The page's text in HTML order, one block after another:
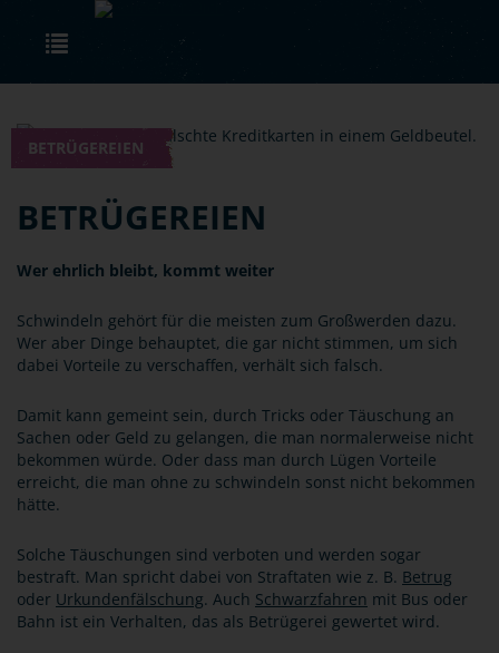
Skip to main content
BETRÜGEREIEN
BETRÜGEREIEN
Wer ehrlich bleibt, kommt weiter
Schwindeln gehört für die meisten zum Großwerden dazu.
Wer aber Dinge behauptet, die gar nicht stimmen, um sich
dabei Vorteile zu verschaffen, verhält sich falsch.
Damit kann gemeint sein, durch Tricks oder Täuschung an
Sachen oder Geld zu gelangen, die man normalerweise nicht
bekommen würde. Oder dass man durch Lügen Vorteile
erreicht, die man ohne zu schwindeln sonst nicht bekommen
hätte.
Solche Täuschungen sind verboten und werden sogar
bestraft. Man spricht dabei von Straftaten wie z. B. Betrug
oder Urkundenfälschung. Auch Schwarzfahren mit Bus oder
Bahn ist ein Verhalten, das als Betrügerei gewertet wird.